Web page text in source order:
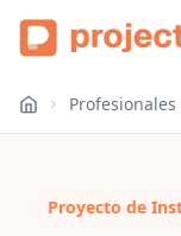
Profesionales
Proyecto de